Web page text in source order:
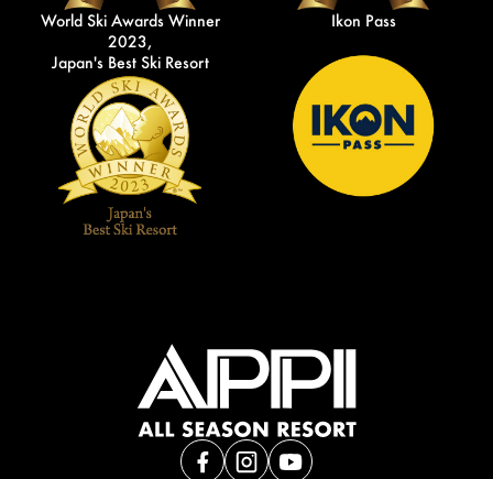
World Ski Awards Winner
2023,
Japan's Best Ski Resort
Ikon Pass